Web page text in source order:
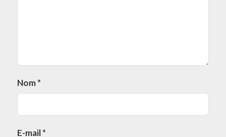
Nom*
E-mail*